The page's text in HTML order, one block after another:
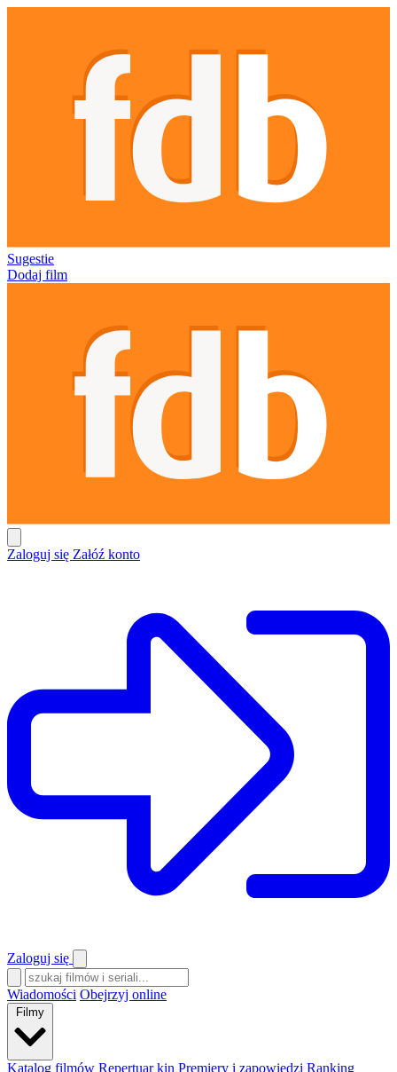
Sugestie
Dodaj film
Zaloguj się Załóź konto
Zaloguj się
Wiadomości Obejrzyj online
Filmy
Katalog filmów Repertuar kin Premiery i zapowiedzi Ranking